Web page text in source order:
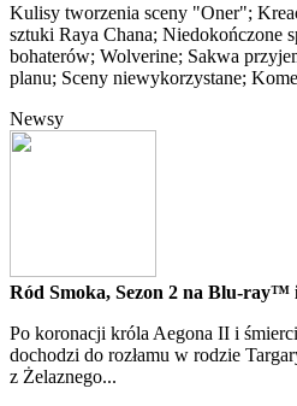
Kulisy tworzenia sceny "Oner";
sztuki Raya Chana; Niedokończone
bohaterów; Wolverine; Sakwa
planu; Sceny niewykorzystane;
Newsy
Ród Smoka, Sezon 2 na Blu-ray™
Po koronacji króla Aegona II i
dochodzi do rozłamu w rodzie
z Żelaznego...